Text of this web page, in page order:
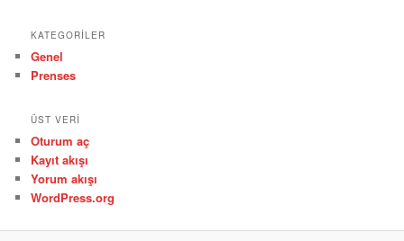
KATEGORILER
Genel
Prenses
ÜST VERI
Oturum aç
Kayıt akışı
Yorum akışı
WordPress.org